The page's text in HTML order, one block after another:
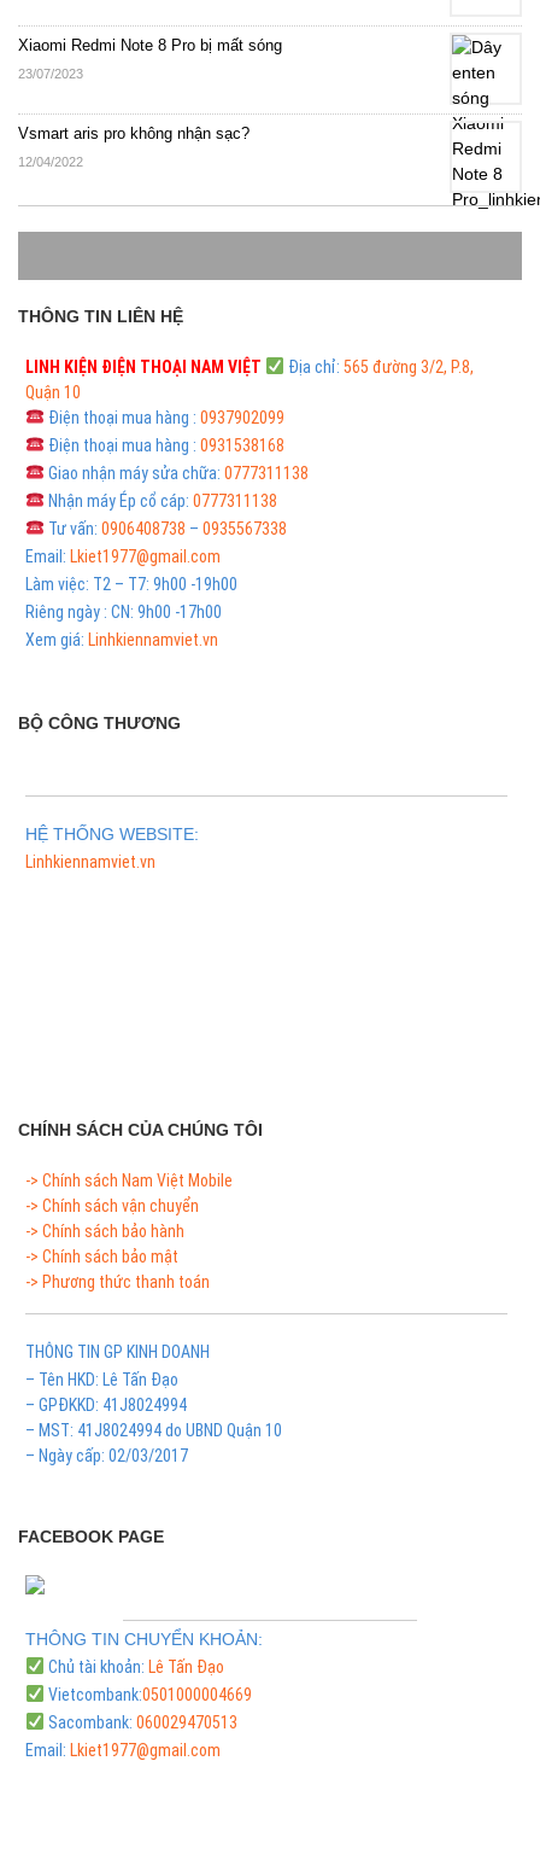
Xiaomi Redmi Note 8 Pro bị mất sóng
23/07/2023
Vsmart aris pro không nhận sạc?
12/04/2022
THÔNG TIN LIÊN HỆ
LINH KIỆN ĐIỆN THOẠI NAM VIỆT Địa chỉ: 565 đường 3/2, P.8,
Quận 10
Điện thoại mua hàng : 0937902099
Điện thoại mua hàng : 0931538168
Giao nhận máy sửa chữa: 0777311138
Nhận máy Ép cổ cáp: 0777311138
Tư vấn: 0906408738 – 0935567338
Email: Lkiet1977@gmail.com
Làm việc: T2 – T7: 9h00 -19h00
Riêng ngày : CN: 9h00 -17h00
Xem giá: Linhkiennamviet.vn
BỘ CÔNG THƯƠNG
HỆ THỐNG WEBSITE:
Linhkiennamviet.vn
CHÍNH SÁCH CỦA CHÚNG TÔI
-> Chính sách Nam Việt Mobile
-> Chính sách vận chuyển
-> Chính sách bảo hành
-> Chính sách bảo mật
-> Phương thức thanh toán
THÔNG TIN GP KINH DOANH
– Tên HKD: Lê Tấn Đạo
– GPĐKKD: 41J8024994
– MST: 41J8024994 do UBND Quận 10
– Ngày cấp: 02/03/2017
FACEBOOK PAGE
THÔNG TIN CHUYỂN KHOẢN:
Chủ tài khoản: Lê Tấn Đạo
Vietcombank:0501000004669
Sacombank: 060029470513
Email: Lkiet1977@gmail.com